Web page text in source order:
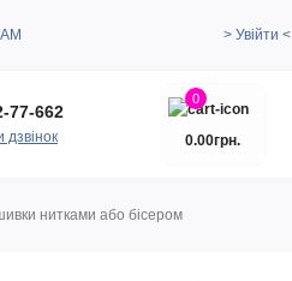
> Увійти <
77-662
дзвінок
0
0.00грн.
нитками або бісером